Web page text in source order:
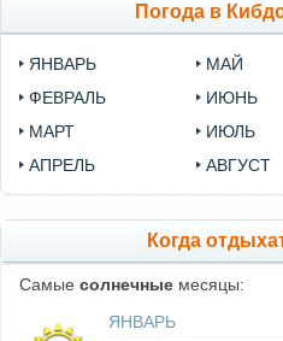
Погода в
ЯНВАРЬ
ФЕВРАЛЬ
МАРТ
АПРЕЛЬ
МАЙ
ИЮНЬ
ИЮЛЬ
АВГУСТ
Когда
Самые солнечные месяцы:
ЯНВАРЬ